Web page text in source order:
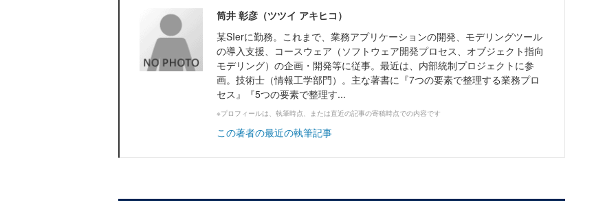
筒井 彰彦（ツツイ アキヒコ）
某SIerに勤務。これまで、業務アプリケーションの開発、モデリングツール
の導入支援、コースウェア（ソフトウェア開発プロセス、オブジェクト指向
モデリング）の企画・開発等に従事。最近は、内部統制プロジェクトに参
画。技術士（情報工学部門）。主な著書に『7つの要素で整理する業務プロ
セス』『5つの要素で整理す...
※プロフィールは、執筆時点、または直近の記事の寄稿時点での内容です
この著者の最近の執筆記事